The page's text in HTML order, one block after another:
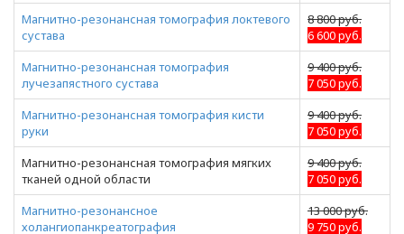
Магнитно-резонансная томография локтевого
сустава
8 800 руб.
6 600 руб.
Магнитно-резонансная томография
лучезапястного сустава
9 400 руб.
7 050 руб.
Магнитно-резонансная томография кисти
руки
9 400 руб.
7 050 руб.
Магнитно-резонансная томография мягких
тканей одной области
9 400 руб.
7 050 руб.
Магнитно-резонансное
холангиопанкреатография
13 000 руб.
9 750 руб.